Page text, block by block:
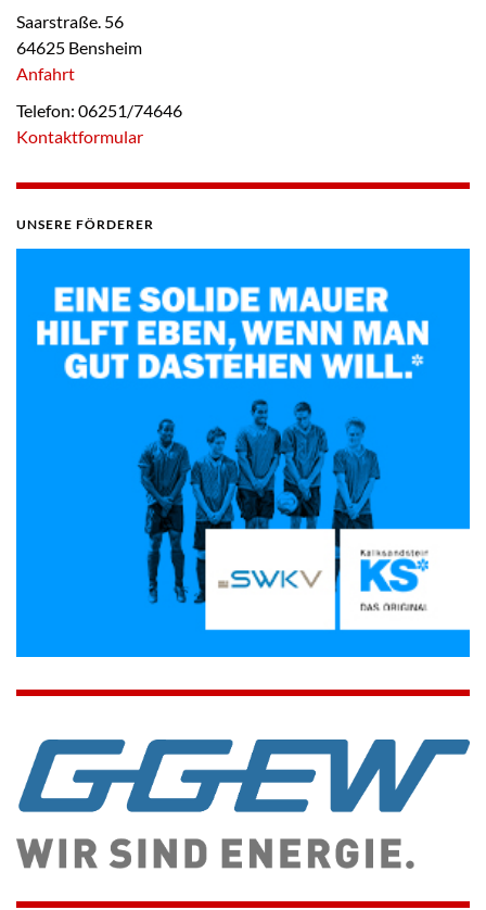
Saarstraße. 56
64625 Bensheim
Anfahrt
Telefon: 06251/74646
Kontaktformular
UNSERE FÖRDERER